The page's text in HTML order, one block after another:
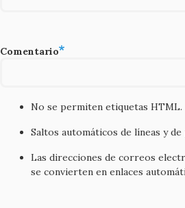
Comentario
No se permiten etiquetas HTML.
Saltos automáticos de líneas y
Las direcciones de correos
se convierten en enlaces